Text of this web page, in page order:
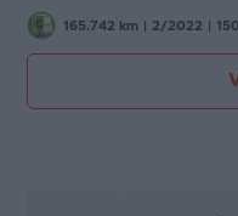
165.742 km 2/2022